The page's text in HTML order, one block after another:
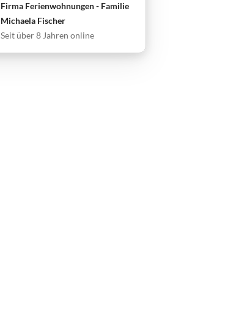
Firma Ferienwohnungen - Familie
Michaela Fischer
Seit über 8 Jahren online